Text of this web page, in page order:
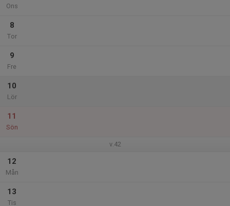
Ons
8
Tor
9
Fre
10
Lör
11
Sön
v.42
12
Mån
13
Tis